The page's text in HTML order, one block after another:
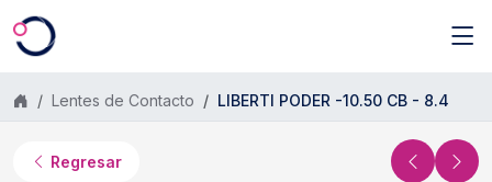
Saltar al contenido principal
Lentes de Contacto LIBERTI PODER -10.50 CB - 8.4
Regresar